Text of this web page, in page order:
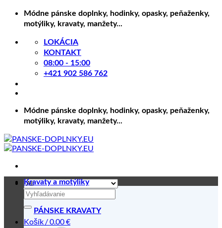
Skip
Módne pánske doplnky, hodinky, opasky, peňaženky,
motýliky, kravaty, manžety...
LOKÁCIA
KONTAKT
08:00 - 15:00
+421 902 586 762
Módne pánske doplnky, hodinky, opasky, peňaženky,
motýliky, kravaty, manžety...
Hľadať:
Košík /0.00€
Kravaty a motýliky
PÁNSKE KRAVATY